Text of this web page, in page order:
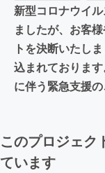
新型コロナウイ
ましたが、お客
トを決断いたし
込まれておりま
に伴う緊急支援
このプロジェク
ています